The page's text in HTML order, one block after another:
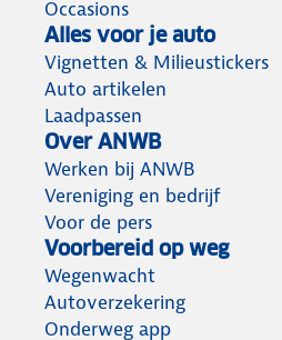
Occasions
Alles voor je auto
Vignetten & Milieustickers
Auto artikelen
Laadpassen
Over ANWB
Werken bij ANWB
Vereniging en bedrijf
Voor de pers
Voorbereid op weg
Wegenwacht
Autoverzekering
Onderweg app